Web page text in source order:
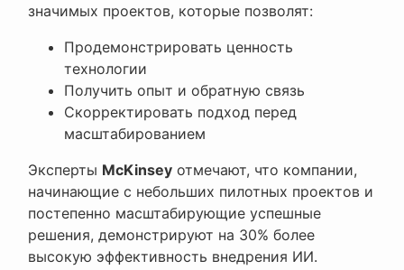
значимых проектов, которые позволят:
Продемонстрировать ценность
технологии
Получить опыт и обратную связь
Скорректировать подход перед
масштабированием
Эксперты McKinsey отмечают, что компании,
начинающие с небольших пилотных проектов и
постепенно масштабирующие успешные
решения, демонстрируют на 30% более
высокую эффективность внедрения ИИ.